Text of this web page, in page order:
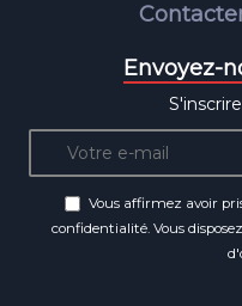
Envoyez-
Vous affirmez avoir
confidentialité. Vous